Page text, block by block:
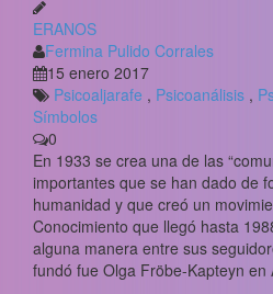
ERANOS
Fermina Pulido Corrales
15 enero 2017
Psicoaljarafe , Psicoanálisis ,
Símbolos
0
En 1933 se crea una de las
importantes que se han dado de
humanidad y que creó un
Conocimiento que llegó hasta
alguna manera entre sus
fundó fue Olga Fröbe-Kapteyn